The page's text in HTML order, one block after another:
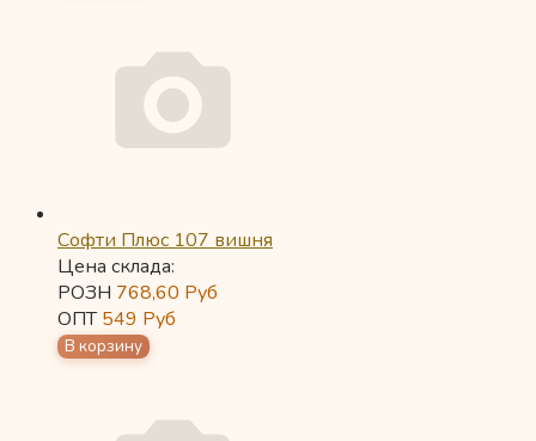
Софти Плюс 107 вишня
Цена склада:
РОЗН 768,60 Руб
ОПТ549 Руб